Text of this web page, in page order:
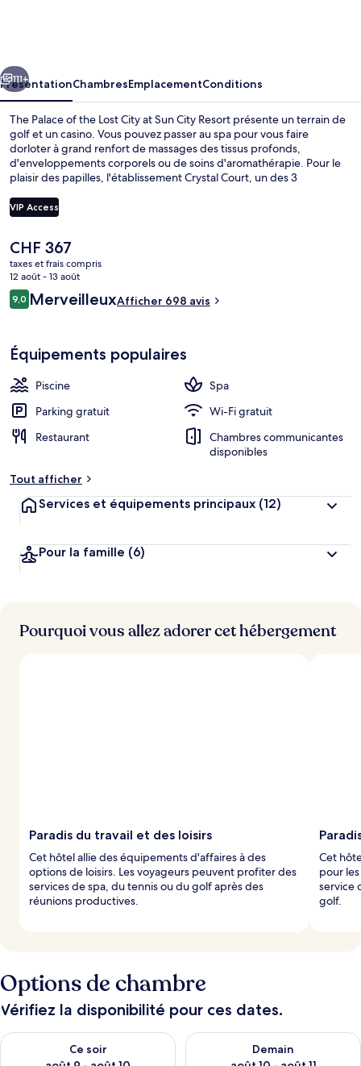
Lost
City
at
Sun
City
Resort
Suivant
111+
PrésentationChambresEmplacementConditions
The Palace of the Lost City at Sun City Resort présente un terrain de
golf et un casino. Vous pouvez passer au spa pour vous faire
dorloter à grand renfort de massages des tissus profonds,
d'enveloppements corporels ou de soins d'aromathérapie. Pour le
plaisir des papilles, l'établissement Crystal Court, un des 3
pour le petit déjeuner et le dîner. Cet hôtel de luxe abrite en outre
un parc aquatique gratuit, une piscine extérieure et une
attentionné.
VIP Access
Le
prix
actuel
est
de
CHF 367
taxes et frais compris
12 août - 13 août
Avis
voyageurs
9,09,0 sur 10
MerveilleuxAfficher 698 avis
Équipements populaires
Piscine
Spa
Parking gratuit
Wi-Fi gratuit
Restaurant
Chambres communicantes
disponibles
Tout afficher
Services et équipements principaux (12)
Pour la famille (6)
Pourquoi vous allez adorer cet hébergement
Paradis du travail et des loisirs
Cet hôtel allie des équipements d'affaires à des
options de loisirs. Les voyageurs peuvent profiter des
services de spa, du tennis ou du golf après des
réunions productives.
Cet
pour
service
golf.
Options de chambre
Vérifiez la disponibilité pour ces dates.
Ce soir
Vérifier la disponibilité pour ce soir août 9 - août 10
Demain
Vérifier la disponibilité pour